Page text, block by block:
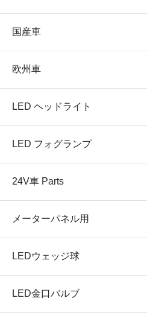
国産車
欧州車
LED ヘッドライト
LED フォグランプ
24V車 Parts
メーターパネル用
LEDウェッジ球
LED金口バルブ